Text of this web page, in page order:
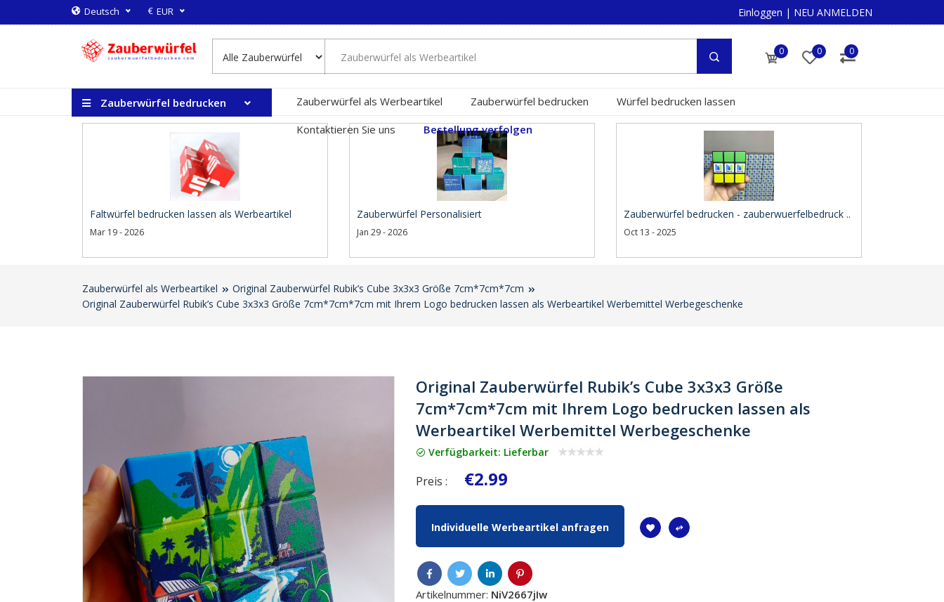
Deutsch € EUR Einloggen | NEU ANMELDEN
0 0 0
Zauberwürfel bedrucken Zauberwürfel als Werbeartikel Zauberwürfel bedrucken
Würfel bedrucken lassen
Kontaktieren Sie uns
Bestellung verfolgen
Faltwürfel bedrucken lassen als Werbeartikel
Mar 19 - 2026
Zauberwürfel Personalisiert
Jan 29 - 2026
Zauberwürfel bedrucken - zauberwuerfelbedruck ..
Oct 13 - 2025
Zauberwürfel als Werbeartikel
Original Zauberwürfel Rubik’s Cube 3x3x3 Größe 7cm*7cm*7cm
Original Zauberwürfel Rubik’s Cube 3x3x3 Größe 7cm*7cm*7cm mit Ihrem Logo bedrucken lassen als Werbeartikel Werbemittel Werbegeschenke
Original Zauberwürfel Rubik’s Cube 3x3x3 Größe
7cm*7cm*7cm mit Ihrem Logo bedrucken lassen als
Werbeartikel Werbemittel Werbegeschenke
Verfügbarkeit: Lieferbar
Preis : €2.99
Individuelle Werbeartikel anfragen
Artikelnummer: NiV2667jIw